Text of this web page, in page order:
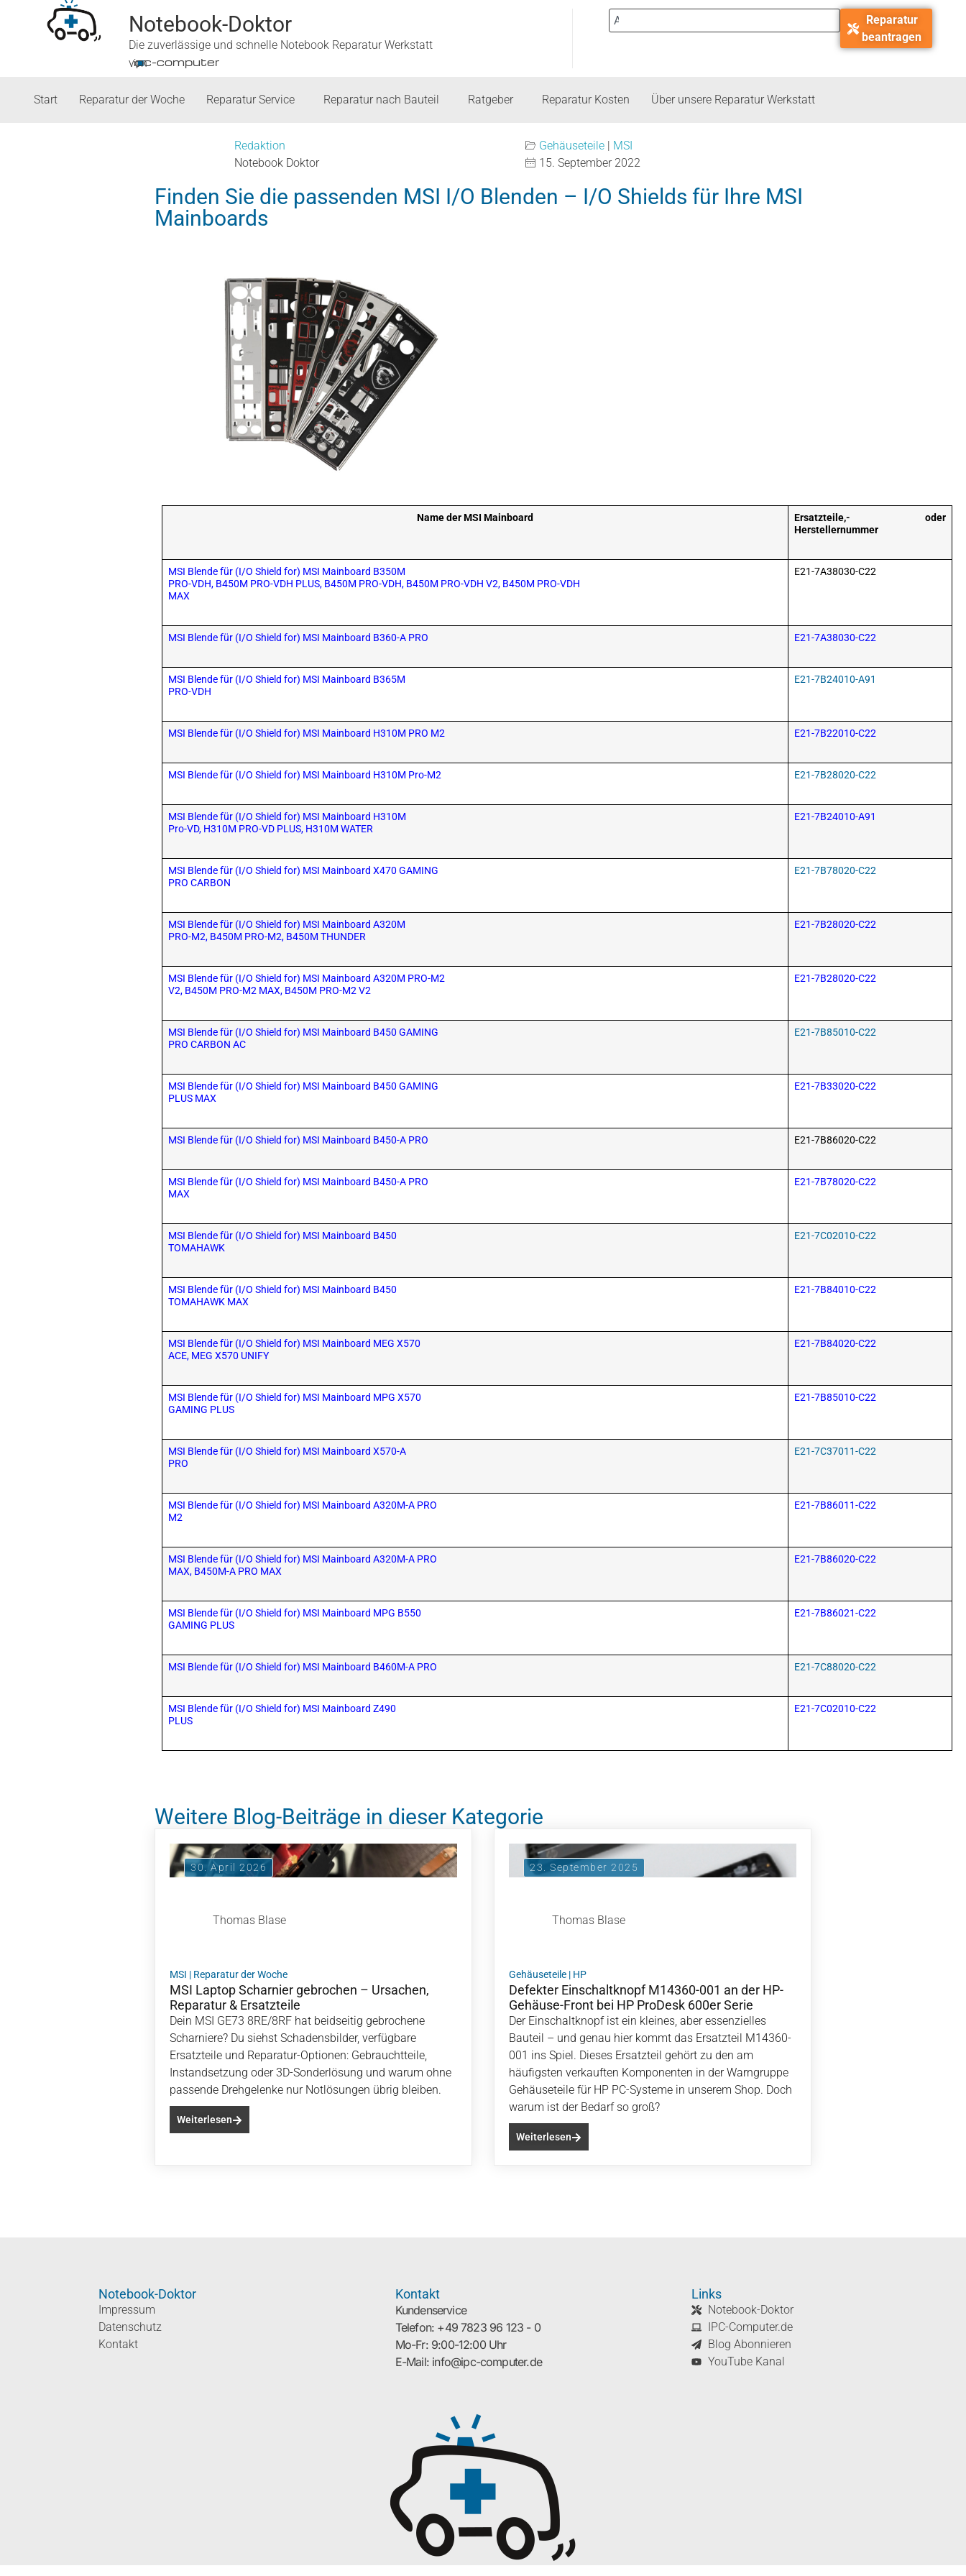
Notebook-Doktor
Die zuverlässige und schnelle Notebook Reparatur Werkstatt
von
■
ipc-computer
Reparatur
beantragen
Start Reparatur der Woche Reparatur Service Reparatur nach Bauteil Ratgeber Reparatur Kosten Über unsere Reparatur Werkstatt
Redaktion
Notebook Doktor
Gehäuseteile | MSI
15. September 2022
Finden Sie die passenden MSI I/O Blenden – I/O Shields für Ihre MSI
Mainboards
Name der MSI Mainboard
Ersatzteile,- oder
Herstellernummer
MSI Blende für (I/O Shield for) MSI Mainboard B350M
PRO-VDH, B450M PRO-VDH PLUS, B450M PRO-VDH, B450M PRO-VDH V2, B450M PRO-VDH
MAX
E21-7A38030-C22
MSI Blende für (I/O Shield for) MSI Mainboard B360-A PRO E21-7A38030-C22
MSI Blende für (I/O Shield for) MSI Mainboard B365M
PRO-VDH
E21-7B24010-A91
MSI Blende für (I/O Shield for) MSI Mainboard H310M PRO M2 E21-7B22010-C22
MSI Blende für (I/O Shield for) MSI Mainboard H310M Pro-M2 E21-7B28020-C22
MSI Blende für (I/O Shield for) MSI Mainboard H310M
Pro-VD, H310M PRO-VD PLUS, H310M WATER
E21-7B24010-A91
MSI Blende für (I/O Shield for) MSI Mainboard X470 GAMING
PRO CARBON
E21-7B78020-C22
MSI Blende für (I/O Shield for) MSI Mainboard A320M
PRO-M2, B450M PRO-M2, B450M THUNDER
E21-7B28020-C22
MSI Blende für (I/O Shield for) MSI Mainboard A320M PRO-M2
V2, B450M PRO-M2 MAX, B450M PRO-M2 V2
E21-7B28020-C22
MSI Blende für (I/O Shield for) MSI Mainboard B450 GAMING
PRO CARBON AC
E21-7B85010-C22
MSI Blende für (I/O Shield for) MSI Mainboard B450 GAMING
PLUS MAX
E21-7B33020-C22
MSI Blende für (I/O Shield for) MSI Mainboard B450-A PRO E21-7B86020-C22
MSI Blende für (I/O Shield for) MSI Mainboard B450-A PRO
MAX
E21-7B78020-C22
MSI Blende für (I/O Shield for) MSI Mainboard B450
TOMAHAWK
E21-7C02010-C22
MSI Blende für (I/O Shield for) MSI Mainboard B450
TOMAHAWK MAX
E21-7B84010-C22
MSI Blende für (I/O Shield for) MSI Mainboard MEG X570
ACE, MEG X570 UNIFY
E21-7B84020-C22
MSI Blende für (I/O Shield for) MSI Mainboard MPG X570
GAMING PLUS
E21-7B85010-C22
MSI Blende für (I/O Shield for) MSI Mainboard X570-A
PRO
E21-7C37011-C22
MSI Blende für (I/O Shield for) MSI Mainboard A320M-A PRO
M2
E21-7B86011-C22
MSI Blende für (I/O Shield for) MSI Mainboard A320M-A PRO
MAX, B450M-A PRO MAX
E21-7B86020-C22
MSI Blende für (I/O Shield for) MSI Mainboard MPG B550
GAMING PLUS
E21-7B86021-C22
MSI Blende für (I/O Shield for) MSI Mainboard B460M-A PRO E21-7C88020-C22
MSI Blende für (I/O Shield for) MSI Mainboard Z490
PLUS
E21-7C02010-C22
Weitere Blog-Beiträge in dieser Kategorie
30. April 2026
Thomas Blase
MSI | Reparatur der Woche
MSI Laptop Scharnier gebrochen – Ursachen,
Reparatur & Ersatzteile
Dein MSI GE73 8RE/8RF hat beidseitig gebrochene
Scharniere? Du siehst Schadensbilder, verfügbare
Ersatzteile und Reparatur-Optionen: Gebrauchtteile,
Instandsetzung oder 3D-Sonderlösung und warum ohne
passende Drehgelenke nur Notlösungen übrig bleiben.
Weiterlesen
23. September 2025
Thomas Blase
Gehäuseteile | HP
Defekter Einschaltknopf M14360-001 an der HP-
Gehäuse-Front bei HP ProDesk 600er Serie
Der Einschaltknopf ist ein kleines, aber essenzielles
Bauteil – und genau hier kommt das Ersatzteil M14360-
001 ins Spiel. Dieses Ersatzteil gehört zu den am
häufigsten verkauften Komponenten in der Warngruppe
Gehäuseteile für HP PC-Systeme in unserem Shop. Doch
warum ist der Bedarf so groß?
Weiterlesen
Notebook-Doktor
Impressum
Datenschutz
Kontakt
Kontakt
Kundenservice
Telefon: +49 7823 96 123 - 0
Mo-Fr: 9:00-12:00 Uhr
E-Mail: info@ipc-computer.de
Links
Notebook-Doktor
IPC-Computer.de
Blog Abonnieren
YouTube Kanal